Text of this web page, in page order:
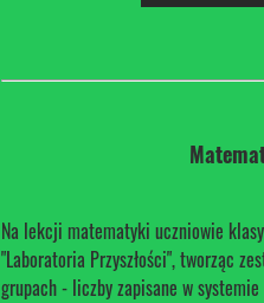
Na lekcji matematyki uczniowie
"Laboratoria Przyszłości", tworząc
grupach - liczby zapisane w